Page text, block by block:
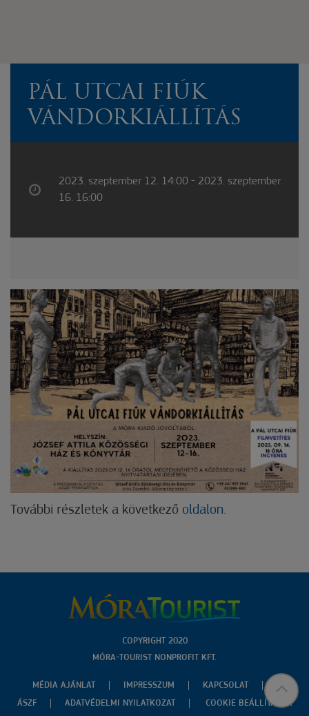
PÁL UTCAI FIÚK
VÁNDORKIÁLLÍTÁS
2023. szeptember 12. 14:00 - 2023. szeptember
16. 16:00
További részletek a következő oldalon.
COPYRIGHT 2020
MÓRA-TOURIST NONPROFIT KFT.
MÉDIA AJÁNLAT IMPRESSZUM
KAPCSOLAT
ÁSZF
ADATVÉDELMI NYILATKOZAT COOKIE BEÁLLÍTÁSOK